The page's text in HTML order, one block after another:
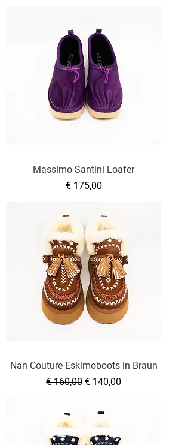
Massimo Santini Loafer
Preis
€ 175,00
Nan Couture Eskimoboots in Braun
Standardpreis
€ 160,00 Sale-Preis
€ 140,00